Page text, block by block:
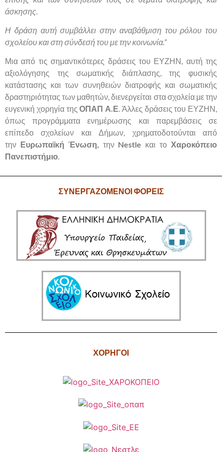
άσκησης.
Η δράση αυτή συμβάλλει στην αναβάθμιση του ρόλου του
σχολείου και στη σύνδεσή του με την κοινωνία.”
Μια από τις σημαντικότερες δράσεις του ΕΥΖΗΝ, αυτή της
αξιολόγησης της σωματικής διάπλασης, της φυσικής
κατάστασης και των συνηθειών διατροφής και σωματικής
δραστηριότητας των μαθητών, διενεργείται στα σχολεία με την
ευγενική χορηγία τηςΟΠΑΠ Α.Ε. Άλλες δράσεις του ΕΥΖΗΝ,
όπως προγράμματα ενημέρωσης και παρεμβάσεις σε
επίπεδο σχολείων και Δήμων, χρηματοδοτούνται από
την Ευρωπαϊκή Ένωση, τηνNestle και τοΧαροκόπειο
Πανεπιστήμιο.
ΣΥΝΕΡΓΑΖΟΜΕΝΟΙ ΦΟΡΕΙΣ
ΧΟΡΗΓΟΙ